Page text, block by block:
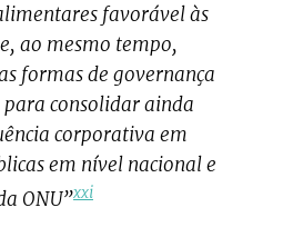
favorável às
ao mesmo tempo,
formas de governança
consolidar ainda
corporativa em
em nível nacional e
ONU”xxi